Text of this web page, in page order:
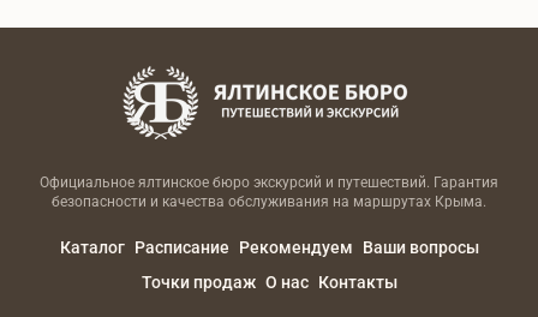
Официальное ялтинское бюро экскурсий и путешествий. Гарантия
безопасности и качества обслуживания на маршрутах Крыма.
Каталог Расписание Рекомендуем
Ваши вопросы
Точки продаж О нас Контакты